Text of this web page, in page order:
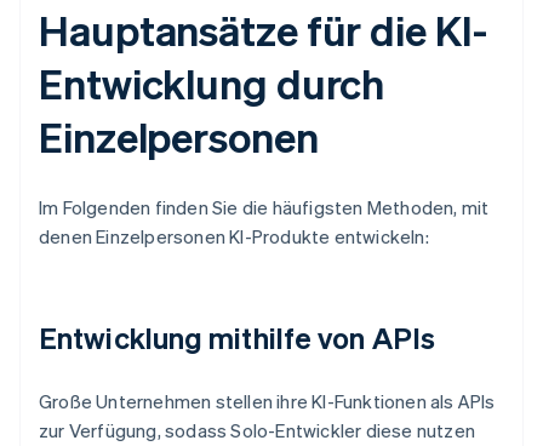
Hauptansätze für die KI-
Entwicklung durch
Einzelpersonen
Im Folgenden finden Sie die häufigsten Methoden, mit
denen Einzelpersonen KI-Produkte entwickeln:
Entwicklung mithilfe von APIs
Große Unternehmen stellen ihre KI-Funktionen als APIs
zur Verfügung, sodass Solo-Entwickler diese nutzen